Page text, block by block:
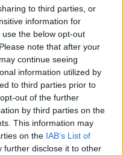
to third parties, or
information for
the below opt-out
note that after your
continue seeing
information utilized by
to third parties prior to
out of the further
by third parties on the
This information may
on the IAB’s List of
further disclose it to other
τα παιδιά
κρακεράκια, υπέροχο
τορτίγιες, για κάθε
μοναδική βάση για